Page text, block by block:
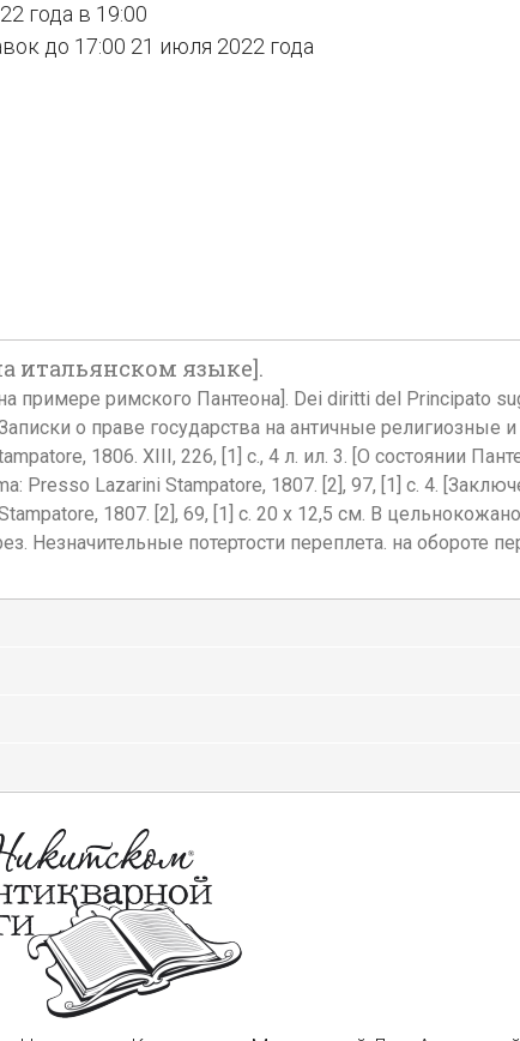
года в 19:00
до 17:00 21 июля 2022 года
итальянском языке].
примере римского Пантеона]. Dei diritti del Principato
о праве государства на античные религиозные
1806. XIII, 226, [1] c., 4 л. ил. 3. [О состоянии
Presso Lazarini Stampatore, 1807. [2], 97, [1] c. 4.
1807. [2], 69, [1] c. 20 х 12,5 см. В
потертости переплета. на обороте